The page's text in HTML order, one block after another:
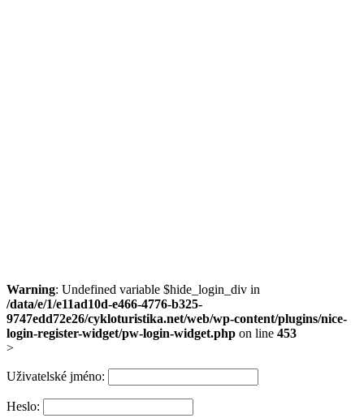
Warning: Undefined variable $hide_login_div in
/data/e/1/e11ad10d-e466-4776-b325-
9747edd72e26/cykloturistika.net/web/wp-content/plugins/nice-
login-register-widget/pw-login-widget.php on line 453
>
Uživatelské jméno:
Heslo: